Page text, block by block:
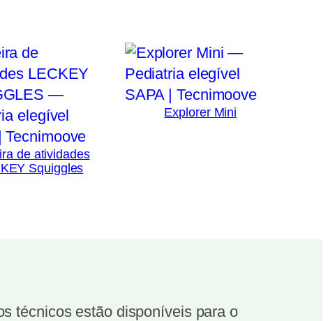
de atividades
Squiggles
Explorer Mini
técnicos estão disponíveis para o